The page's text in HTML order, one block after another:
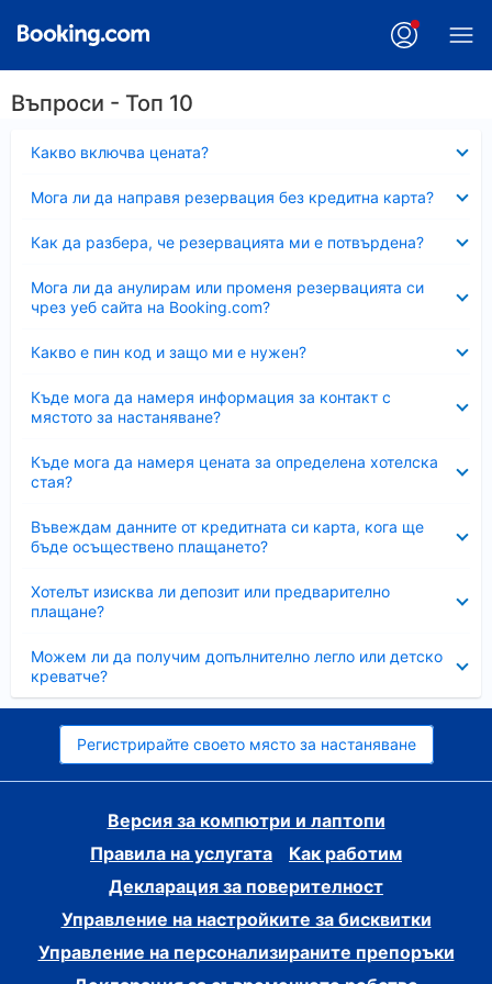
Въпроси - Топ 10
Какво включва цената?
Мога ли да направя резервация без кредитна карта?
Как да разбера, че резервацията ми е потвърдена?
Мога ли да анулирам или променя резервацията си
чрез уеб сайта на Booking.com?
Какво е пин код и защо ми е нужен?
Къде мога да намеря информация за контакт с
мястото за настаняване?
Къде мога да намеря цената за определена хотелска
стая?
Въвеждам данните от кредитната си карта, кога ще
бъде осъществено плащането?
Хотелът изисква ли депозит или предварително
плащане?
Можем ли да получим допълнително легло или детско
креватче?
Регистрирайте своето място за настаняване
Версия за компютри и лаптопи
Правила на услугата
Как работим
Декларация за поверителност
Управление на настройките за бисквитки
Управление на персонализираните препоръки